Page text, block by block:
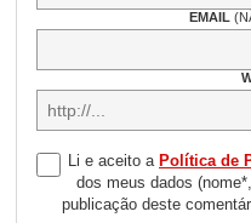
EMAIL
Li e aceito a Política de
dos meus dados
publicação deste